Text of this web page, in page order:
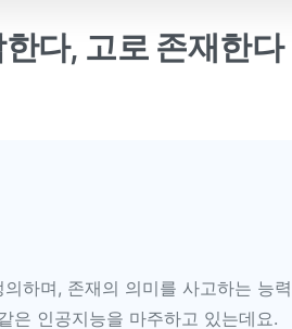
다, 고로 존재한다
의하며, 존재의 의미를 사고하는 능
은 인공지능을 마주하고 있는데요.